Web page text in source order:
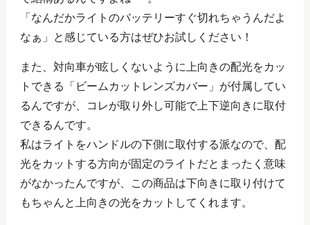
「なんだかライトのバッテリーすぐ切れちゃうんだよ
なぁ」と感じている方はぜひお試しください！
また、対向車が眩しくないように上向きの配光をカッ
トできる「ビームカットレンズカバー」が付属してい
るんですが、コレが取り外し可能で上下逆向きに取付
できるんです。
私はライトをハンドルの下側に取付する派なので、配
光をカットする方向が固定のライトだとまったく意味
がなかったんですが、この商品は下向きに取り付けて
もちゃんと上向きの光をカットしてくれます。